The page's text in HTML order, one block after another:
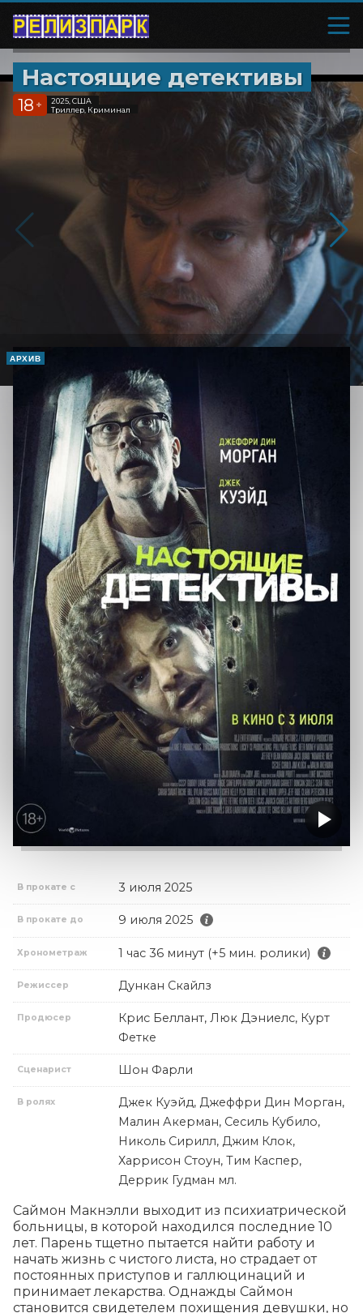
Настоящие детективы
18 +
2025, США
Триллер, Криминал
АРХИВ
В прокате с 3 июля 2025
В прокате до 9 июля 2025
Хронометраж 1 час 36 минут (+5 мин. ролики)
Режиссер Дункан Скайлз
Продюсер
Крис Беллант, Люк Дэниелс, Курт
Фетке
Сценарист Шон Фарли
В ролях
Джек Куэйд, Джеффри Дин Морган,
Малин Акерман, Сесиль Кубило,
Николь Сирилл, Джим Клок,
Харрисон Стоун, Тим Каспер,
Деррик Гудман мл.
Саймон Макнэлли выходит из психиатрической
больницы, в которой находился последние 10
лет. Парень тщетно пытается найти работу и
начать жизнь с чистого листа, но страдает от
постоянных приступов и галлюцинаций и
принимает лекарства. Однажды Саймон
становится свидетелем похищения девушки, но